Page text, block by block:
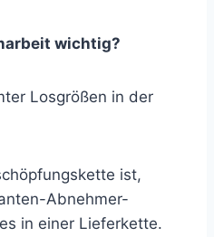
wichtig?
Losgrößen in der
ist,
Abnehmer-
in einer Lieferkette.